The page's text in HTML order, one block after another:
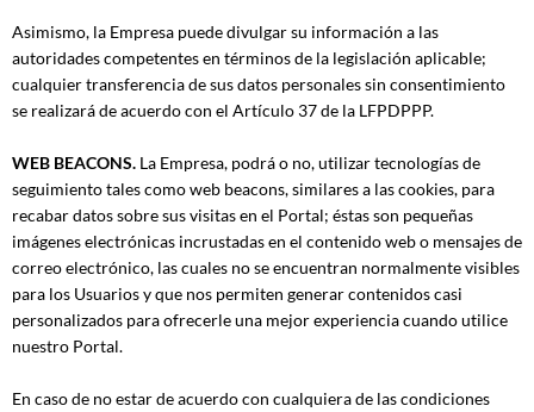
Asimismo, la Empresa puede divulgar su información a las
autoridades competentes en términos de la legislación aplicable;
cualquier transferencia de sus datos personales sin consentimiento
se realizará de acuerdo con el Artículo 37 de la LFPDPPP.
WEB BEACONS. La Empresa, podrá o no, utilizar tecnologías de
seguimiento tales como web beacons, similares a las cookies, para
recabar datos sobre sus visitas en el Portal; éstas son pequeñas
imágenes electrónicas incrustadas en el contenido web o mensajes de
correo electrónico, las cuales no se encuentran normalmente visibles
para los Usuarios y que nos permiten generar contenidos casi
personalizados para ofrecerle una mejor experiencia cuando utilice
nuestro Portal.
En caso de no estar de acuerdo con cualquiera de las condiciones